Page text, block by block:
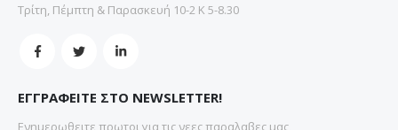
Τρίτη, Πέμπτη & Παρασκευή 10-2 Κ 5-8.30
ΕΓΓΡΑΦΕΙΤΕ ΣΤΟ NEWSLETTER!
Ενημερωθειτε πρωτοι για τις νεες παραλαβες μας,